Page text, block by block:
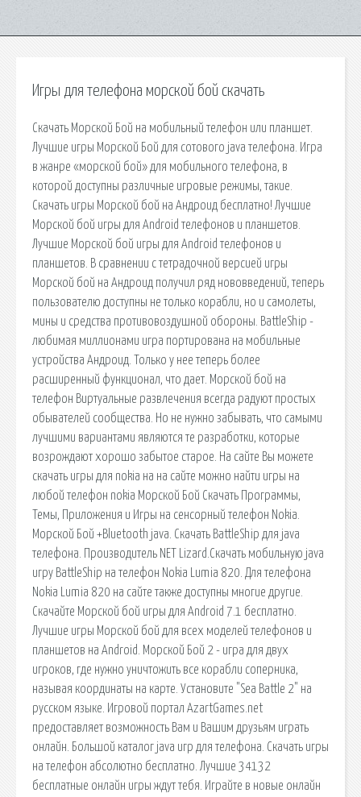
Игры для телефона морской бой скачать
Cкачать Морской Бой на мобильный телефон или планшет.
Лучшие игры Морской Бой для сотового java телефона. Игра
в жанре «морской бой» для мобильного телефона, в
которой доступны различные игровые режимы, такие.
Скачать игры Морской бой на Андроид бесплатно! Лучшие
Морской бой игры для Android телефонов и планшетов.
Лучшие Морской бой игры для Android телефонов и
планшетов. В сравнении с тетрадочной версией игры
Морской бой на Андроид получил ряд нововведений, теперь
пользователю доступны не только корабли, но и самолеты,
мины и средства противовоздушной обороны. BattleShip -
любимая миллионами игра портирована на мобильные
устройства Андроид. Только у нее теперь более
расширенный функционал, что дает. Морской бой на
телефон Виртуальные развлечения всегда радуют простых
обывателей сообщества. Но не нужно забывать, что самыми
лучшими вариантами являются те разработки, которые
возрождают хорошо забытое старое. На сайте Вы можете
скачать игры для nokia на на сайте можно найти игры на
любой телефон nokia Морской Бой Скачать Программы,
Темы, Приложения и Игры на сенсорный телефон Nokia.
Морской Бой +Bluetooth java. Скачать BattleShip для java
телефона. Производитель NET Lizard.Скачать мобильную java
игру BattleShip на телефон Nokia Lumia 820. Для телефона
Nokia Lumia 820 на сайте также доступны многие другие.
Скачайте Морской бой игры для Android 7.1 бесплатно.
Лучшие игры Морской бой для всех моделей телефонов и
планшетов на Android. Морской Бой 2 - игра для двух
игроков, где нужно уничтожить все корабли соперника,
называя координаты на карте. Установите "Sea Battle 2" на
русском языке. Игровой портал AzartGames.net
предоставляет возможность Вам и Вашим друзьям играть
онлайн. Большой каталог java игр для телефона. Скачать игры
на телефон абсолютно бесплатно. Лучшие 34132
бесплатные онлайн игры ждут тебя. Играйте в новые онлайн